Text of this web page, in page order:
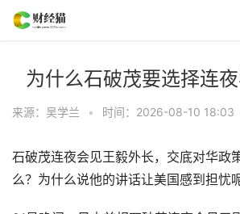
为什么石破茂要选择连
来源：吴学兰 • 时间：2026-08-10 18:03
石破茂连夜会见王毅外长，交底对华政
么？为什么说他的讲话让美国感到担忧